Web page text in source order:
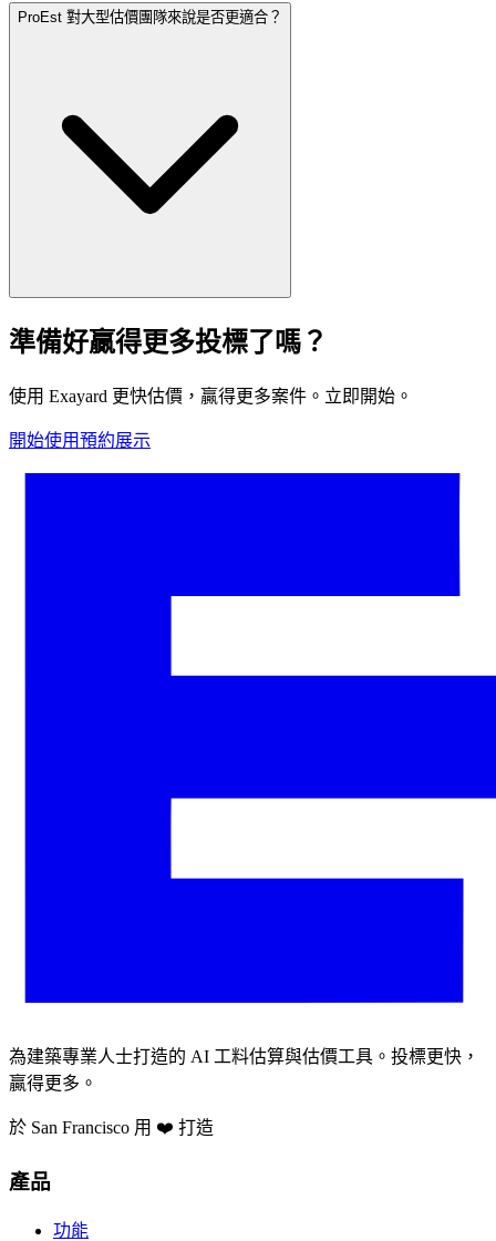
ProEst 對大型估價團隊來說是否更適合？
準備好贏得更多投標了嗎？
使用 Exayard 更快估價，贏得更多案件。立即開始。
開始使用預約展示
為建築專業人士打造的 AI 工料估算與估價工具。投標更快，
贏得更多。
於 San Francisco 用 ❤️ 打造
產品
功能